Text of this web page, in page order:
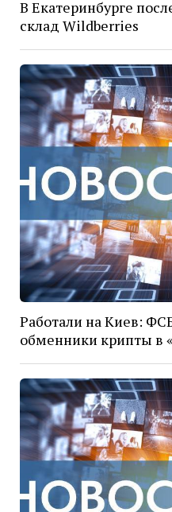
В Екатеринбурге
склад Wildberries
Работали на Киев:
обменники крипты в